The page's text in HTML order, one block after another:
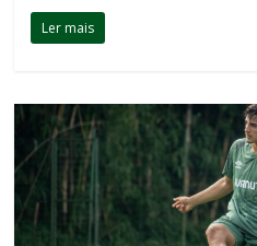
Ler mais